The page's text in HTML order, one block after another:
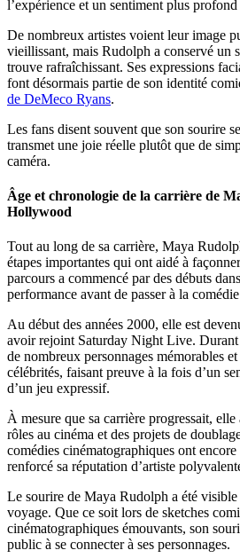
l’expérience et un sentiment plus profond
De nombreux artistes voient leur image
vieillissant, mais Rudolph a conservé un
trouve rafraîchissant. Ses expressions
font désormais partie de son identité
de DeMeco Ryans.
Les fans disent souvent que son sourire
transmet une joie réelle plutôt que de
caméra.
Âge et chronologie de la carrière de
Hollywood
Tout au long de sa carrière, Maya
étapes importantes qui ont aidé à
parcours a commencé par des débuts
performance avant de passer à la
Au début des années 2000, elle est
avoir rejoint Saturday Night Live. Durant
de nombreux personnages mémorables
célébrités, faisant preuve à la fois d’un
d’un jeu expressif.
À mesure que sa carrière progressait,
rôles au cinéma et des projets de
comédies cinématographiques ont
renforcé sa réputation d’artiste
Le sourire de Maya Rudolph a été visible
voyage. Que ce soit lors de sketches
cinématographiques émouvants, son
public à se connecter à ses personnages.